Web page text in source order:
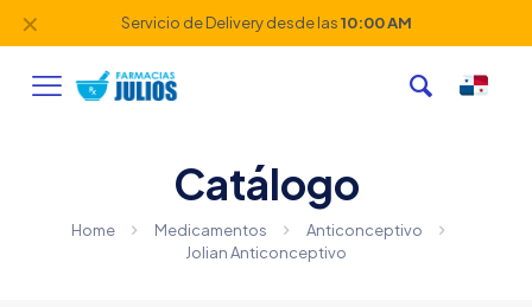
Servicio de Delivery desde las10:00 AM
✕
Catálogo
Home Medicamentos
Anticonceptivo
Jolian Anticonceptivo